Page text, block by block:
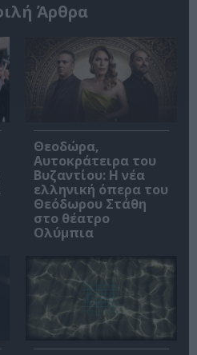
Άρθρα
Θεοδώρα,
Αυτοκράτειρα του
Βυζαντίου: Η νέα
ελληνική όπερα του
Θεόδωρου Στάθη
στο θέατρο
Ολύμπια